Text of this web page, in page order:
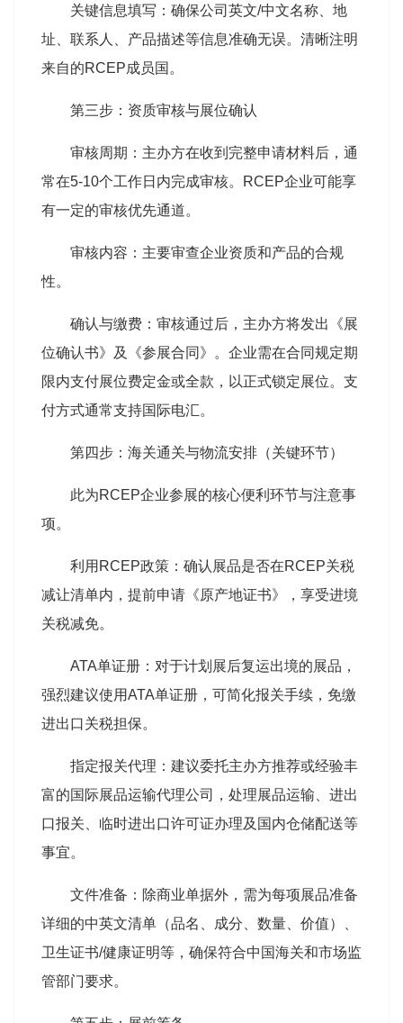
关键信息填写：确保公司英文/中文名称、地
址、联系人、产品描述等信息准确无误。清晰注明
来自的RCEP成员国。
第三步：资质审核与展位确认
审核周期：主办方在收到完整申请材料后，通
常在5-10个工作日内完成审核。RCEP企业可能享
有一定的审核优先通道。
审核内容：主要审查企业资质和产品的合规
性。
确认与缴费：审核通过后，主办方将发出《展
位确认书》及《参展合同》。企业需在合同规定期
限内支付展位费定金或全款，以正式锁定展位。支
付方式通常支持国际电汇。
第四步：海关通关与物流安排（关键环节）
此为RCEP企业参展的核心便利环节与注意事
项。
利用RCEP政策：确认展品是否在RCEP关税
减让清单内，提前申请《原产地证书》，享受进境
关税减免。
ATA单证册：对于计划展后复运出境的展品，
强烈建议使用ATA单证册，可简化报关手续，免缴
进出口关税担保。
指定报关代理：建议委托主办方推荐或经验丰
富的国际展品运输代理公司，处理展品运输、进出
口报关、临时进出口许可证办理及国内仓储配送等
事宜。
文件准备：除商业单据外，需为每项展品准备
详细的中英文清单（品名、成分、数量、价值）、
卫生证书/健康证明等，确保符合中国海关和市场监
管部门要求。